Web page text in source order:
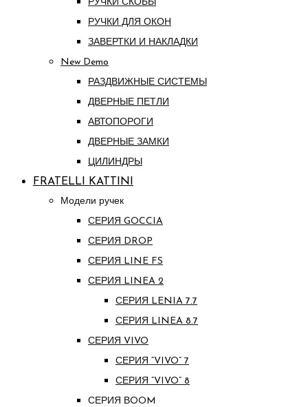
РУЧКИ СКОБЫ
РУЧКИ ДЛЯ ОКОН
ЗАВЕРТКИ И НАКЛАДКИ
New Demo
РАЗДВИЖНЫЕ СИСТЕМЫ
ДВЕРНЫЕ ПЕТЛИ
АВТОПОРОГИ
ДВЕРНЫЕ ЗАМКИ
ЦИЛИНДРЫ
FRATELLI KATTINI
Модели ручек
СЕРИЯ GOCCIA
СЕРИЯ DROP
СЕРИЯ LINE FS
СЕРИЯ LINEA 2
СЕРИЯ LENIA 7.7
СЕРИЯ LINEA 8.7
СЕРИЯ VIVO
СЕРИЯ “VIVO” 7
СЕРИЯ “VIVO” 8
СЕРИЯ ВOOM